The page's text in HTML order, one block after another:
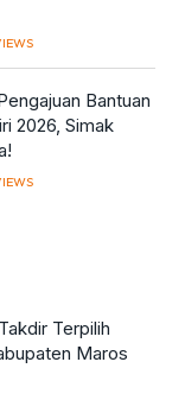
Bantuan
2026, Simak
Terpilih
Maros